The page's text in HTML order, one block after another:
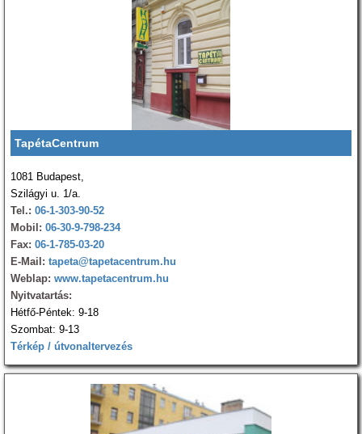
TapétaCentrum
1081 Budapest,
Szilágyi u. 1/a.
Tel.: 06-1-303-90-52
Mobil: 06-30-9-798-234
Fax: 06-1-785-03-20
E-Mail: tapeta@tapetacentrum.hu
Weblap: www.tapetacentrum.hu
Nyitvatartás:
Hétfő-Péntek: 9-18
Szombat: 9-13
Térkép / útvonaltervezés